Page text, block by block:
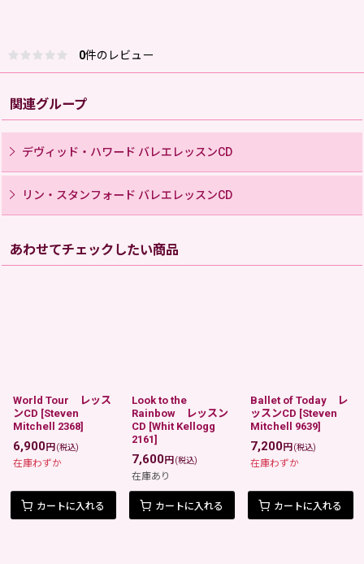
0件のレビュー
関連グループ
デヴィッド・ハワード バレエレッスンCD
リン・スタンフォード バレエレッスンCD
あわせてチェックしたい商品
World Tour レッス
ンCD [Steven
Mitchell 2368]
6,900円(税込)
在庫わずか
カートに入れる
Look to the
Rainbow レッスン
CD [Whit Kellogg
2161]
7,600円(税込)
在庫あり
カートに入れる
Ballet of Today レ
ッスンCD [Steven
Mitchell 9639]
7,200円(税込)
在庫わずか
カートに入れる